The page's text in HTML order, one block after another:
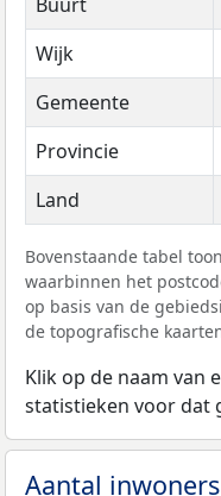
Wijk
Gemeente
Provincie
Land
Bovenstaande tabel
waarbinnen het
op basis van de
de topografische
Klik op de naam van
statistieken voor dat
Aantal